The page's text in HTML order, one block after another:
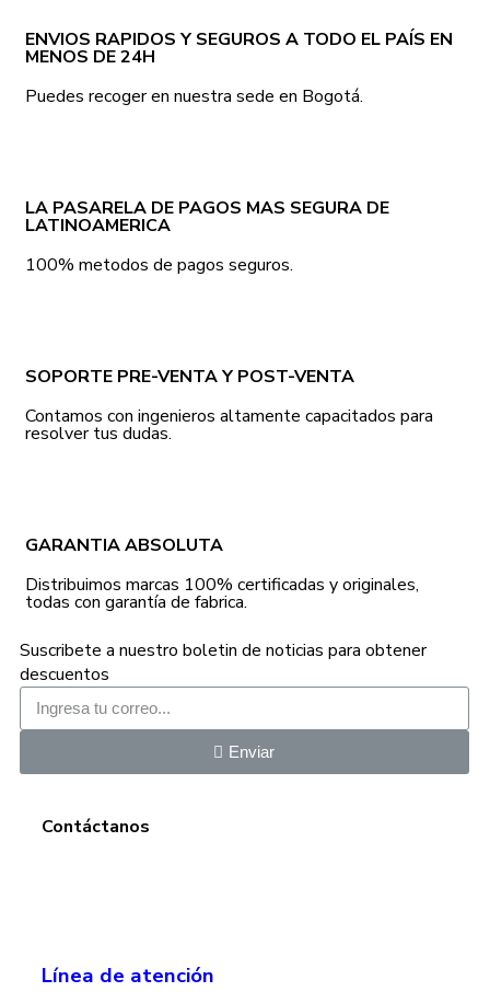
ENVIOS RAPIDOS Y SEGUROS A TODO EL PAÍS EN
MENOS DE 24H
Puedes recoger en nuestra sede en Bogotá.
LA PASARELA DE PAGOS MAS SEGURA DE
LATINOAMERICA
100% metodos de pagos seguros.
SOPORTE PRE-VENTA Y POST-VENTA
Contamos con ingenieros altamente capacitados para
resolver tus dudas.
GARANTIA ABSOLUTA
Distribuimos marcas 100% certificadas y originales,
todas con garantía de fabrica.
Suscribete a nuestro boletin de noticias para obtener
descuentos
Enviar
Contáctanos
Línea de atención